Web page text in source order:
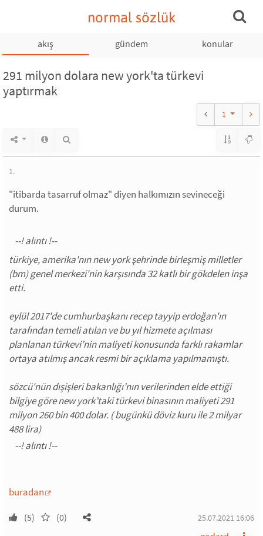
normal sözlük
akış gündem konular
291 milyon dolara new york'ta türkevi
yaptırmak
1
1.
"itibarda tasarruf olmaz" diyen halkımızın sevineceği
durum.
türkiye, amerika'nın new york şehrinde birleşmiş milletler
(bm) genel merkezi'nin karşısında 32 katlı bir gökdelen inşa
etti.
eylül 2017'de cumhurbaşkanı recep tayyip erdoğan'ın
tarafından temeli atılan ve bu yıl hizmete açılması
planlanan türkevi’nin maliyeti konusunda farklı rakamlar
ortaya atılmış ancak resmi bir açıklama yapılmamıştı.
sözcü'nün dışişleri bakanlığı’nın verilerinden elde ettiği
bilgiye göre new york’taki türkevi binasının maliyeti 291
milyon 260 bin 400 dolar. ( bugünkü döviz kuru ile 2 milyar
488 lira)
buradan
(5) (0) 25.07.2021 16:06